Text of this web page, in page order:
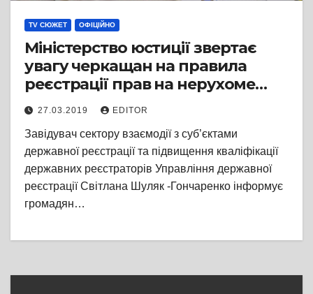
TV СЮЖЕТ ОФІЦІЙНО
Міністерство юстиції звертає
увагу черкащан на правила
реєстрації прав на нерухоме
майно
27.03.2019 EDITOR
Завідувач сектору взаємодії з суб’єктами
державної реєстрації та підвищення кваліфікації
державних реєстраторів Управління державної
реєстрації Світлана Шуляк -Гончаренко інформує
громадян…